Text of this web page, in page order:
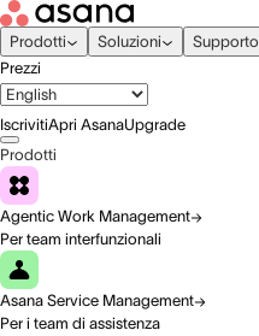
Prodotti Soluzioni
Supporto
Prezzi
IscrivitiApri AsanaUpgrade
Prodotti
Agentic Work Management
Per team interfunzionali
Asana Service Management
Per i team di assistenza